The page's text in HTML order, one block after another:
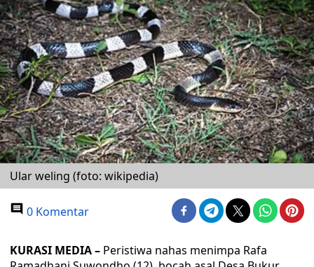
Ular weling (foto: wikipedia)
0 Komentar
KURASI MEDIA – Peristiwa nahas menimpa Rafa